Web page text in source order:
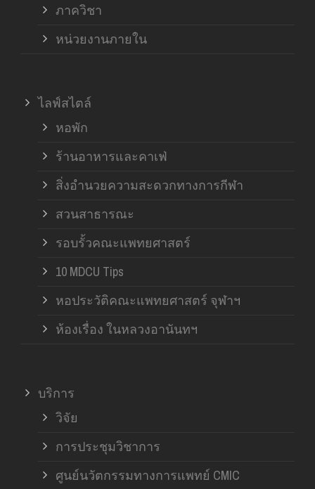
ภาควิชา
หน่วยงานภายใน
ไลฟ์สไตล์
หอพัก
ร้านอาหารและคาเฟ่
สิ่งอำนวยความสะดวกทางการกีฬา
สวนสาธารณะ
รอบรั้วคณะแพทยศาสตร์
10 MDCU Tips
หอประวัติคณะแพทยศาสตร์ จุฬาฯ
ห้องเรื่อง ในหลวงอานันทฯ
บริการ
วิจัย
การประชุมวิชาการ
ศูนย์นวัตกรรมทางการแพทย์ CMIC